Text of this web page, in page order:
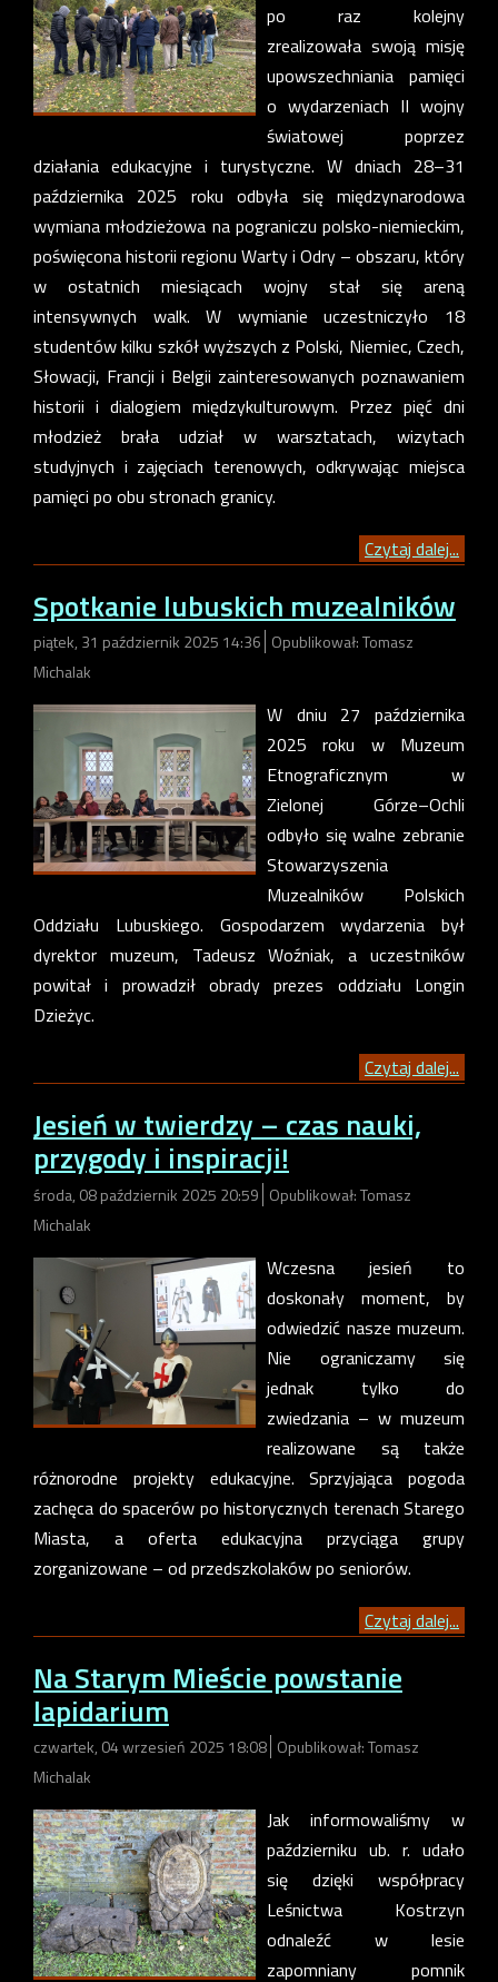
po raz kolejny
zrealizowała swoją misję
upowszechniania pamięci
o wydarzeniach II wojny
światowej poprzez
działania edukacyjne i turystyczne. W dniach 28–31
października 2025 roku odbyła się międzynarodowa
wymiana młodzieżowa na pograniczu polsko-niemieckim,
poświęcona historii regionu Warty i Odry – obszaru, który
w ostatnich miesiącach wojny stał się areną
intensywnych walk. W wymianie uczestniczyło 18
studentów kilku szkół wyższych z Polski, Niemiec, Czech,
Słowacji, Francji i Belgii zainteresowanych poznawaniem
historii i dialogiem międzykulturowym. Przez pięć dni
młodzież brała udział w warsztatach, wizytach
studyjnych i zajęciach terenowych, odkrywając miejsca
pamięci po obu stronach granicy.
Czytaj dalej...
Spotkanie lubuskich muzealników
piątek, 31 październik 2025 14:36 Opublikował: Tomasz
Michalak
W dniu 27 października
2025 roku w Muzeum
Etnograficznym w
Zielonej Górze–Ochli
odbyło się walne zebranie
Stowarzyszenia
Muzealników Polskich
Oddziału Lubuskiego. Gospodarzem wydarzenia był
dyrektor muzeum, Tadeusz Woźniak, a uczestników
powitał i prowadził obrady prezes oddziału Longin
Dzieżyc.
Czytaj dalej...
Jesień w twierdzy – czas nauki,
przygody i inspiracji!
środa, 08 październik 2025 20:59 Opublikował: Tomasz
Michalak
Wczesna jesień to
doskonały moment, by
odwiedzić nasze muzeum.
Nie ograniczamy się
jednak tylko do
zwiedzania – w muzeum
realizowane są także
różnorodne projekty edukacyjne. Sprzyjająca pogoda
zachęca do spacerów po historycznych terenach Starego
Miasta, a oferta edukacyjna przyciąga grupy
zorganizowane – od przedszkolaków po seniorów.
Czytaj dalej...
Na Starym Mieście powstanie
lapidarium
czwartek, 04 wrzesień 2025 18:08 Opublikował: Tomasz
Michalak
Jak informowaliśmy w
październiku ub. r. udało
się dzięki współpracy
Leśnictwa Kostrzyn
odnaleźć w lesie
zapomniany pomnik